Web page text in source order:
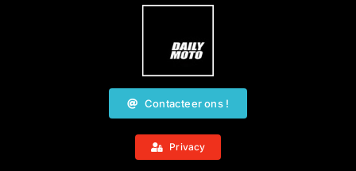
Contacteer ons !
Privacy